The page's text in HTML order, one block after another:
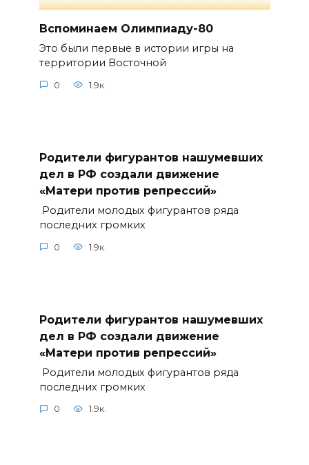
Вспоминаем Олимпиаду-80
Это были первые в истории игры на
территории Восточной
0 1.9к.
Родители фигурантов нашумевших
дел в РФ создали движение
«Матери против репрессий»
Родители молодых фигурантов ряда
последних громких
0 1.9к.
Родители фигурантов нашумевших
дел в РФ создали движение
«Матери против репрессий»
Родители молодых фигурантов ряда
последних громких
0 1.9к.